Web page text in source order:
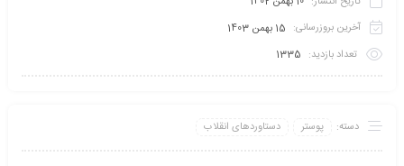
آخرین بروزرسانی: 15 بهمن 1403
تعداد بازدید: 1335
دسته: پوستر دستاوردهای انقلاب